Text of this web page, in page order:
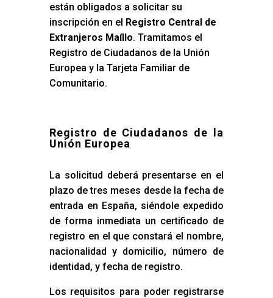
están obligados a solicitar su
inscripción en el Registro Central de
Extranjeros Maíllo. Tramitamos el
Registro de Ciudadanos de la Unión
Europea y la Tarjeta Familiar de
Comunitario.
Registro de Ciudadanos de la
Unión Europea
La solicitud deberá presentarse en el
plazo de tres meses desde la fecha de
entrada en España, siéndole expedido
de forma inmediata un certificado de
registro en el que constará el nombre,
nacionalidad y domicilio, número de
identidad, y fecha de registro.
Los requisitos para poder registrarse